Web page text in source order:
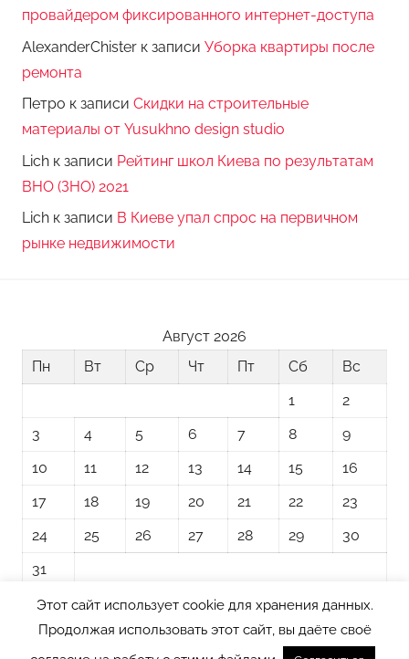
провайдером фиксированного интернет-доступа
AlexanderChister к записи Уборка квартиры после
ремонта
Петро к записи Скидки на строительные
материалы от Yusukhno design studio
Lich к записи Рейтинг школ Киева по результатам
ВНО (ЗНО) 2021
Lich к записи В Киеве упал спрос на первичном
рынке недвижимости
Август 2026
Пн
Вт Ср Чт Пт Сб
Вс
1
2
3
4 5 6 7 8
9
10
11 12 13 14 15
16
17
18 19 20 21 22
23
24
25 26 27 28 29
30
31
« Ноя
Этот сайт использует cookie для хранения данных.
Продолжая использовать этот сайт, вы даёте своё